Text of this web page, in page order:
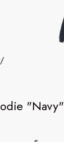
/
"Navy"